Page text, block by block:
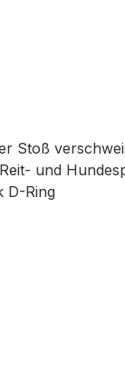
Stoß
D-Ring